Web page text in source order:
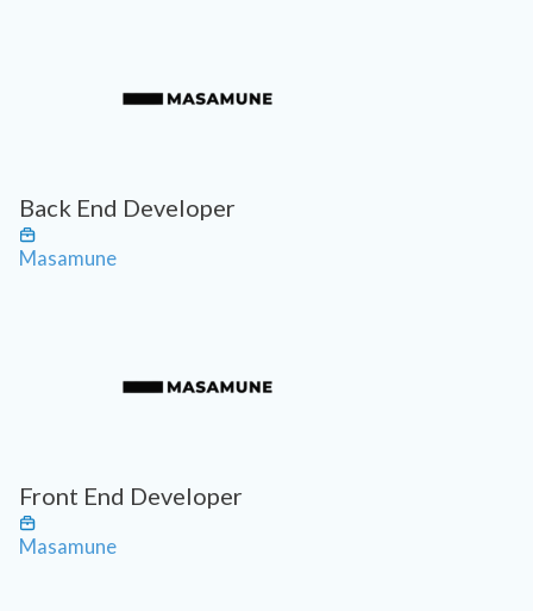
Back End Developer
Masamune
Front End Developer
Masamune